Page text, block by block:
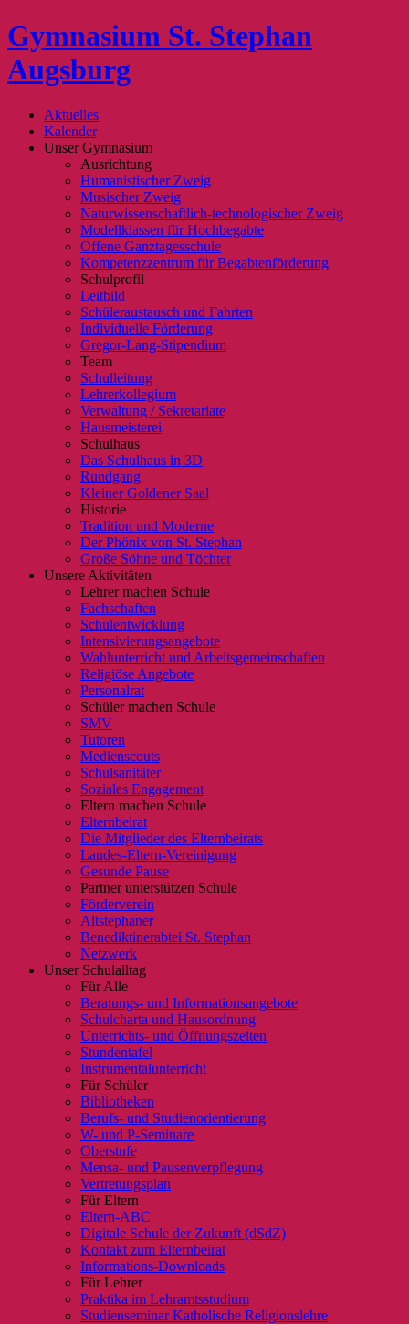
Gymnasium St. Stephan
Augsburg
Aktuelles
Kalender
Unser Gymnasium
Ausrichtung
Humanistischer Zweig
Musischer Zweig
Naturwissenschaftlich-technologischer Zweig
Modellklassen für Hochbegabte
Offene Ganztagesschule
Kompetenzzentrum für Begabtenförderung
Schulprofil
Leitbild
Schüleraustausch und Fahrten
Individuelle Förderung
Gregor-Lang-Stipendium
Team
Schulleitung
Lehrerkollegium
Verwaltung / Sekretariate
Hausmeisterei
Schulhaus
Das Schulhaus in 3D
Rundgang
Kleiner Goldener Saal
Historie
Tradition und Moderne
Der Phönix von St. Stephan
Große Söhne und Töchter
Unsere Aktivitäten
Lehrer machen Schule
Fachschaften
Schulentwicklung
Intensivierungsangebote
Wahlunterricht und Arbeitsgemeinschaften
Religiöse Angebote
Personalrat
Schüler machen Schule
SMV
Tutoren
Medienscouts
Schulsanitäter
Soziales Engagement
Eltern machen Schule
Elternbeirat
Die Mitglieder des Elternbeirats
Landes-Eltern-Vereinigung
Gesunde Pause
Partner unterstützen Schule
Förderverein
Altstephaner
Benediktinerabtei St. Stephan
Netzwerk
Unser Schulalltag
Für Alle
Beratungs- und Informationsangebote
Schulcharta und Hausordnung
Unterrichts- und Öffnungszeiten
Stundentafel
Instrumentalunterricht
Für Schüler
Bibliotheken
Berufs- und Studienorientierung
W- und P-Seminare
Oberstufe
Mensa- und Pausenverpflegung
Vertretungsplan
Für Eltern
Eltern-ABC
Digitale Schule der Zukunft (dSdZ)
Kontakt zum Elternbeirat
Informations-Downloads
Für Lehrer
Praktika im Lehramtsstudium
Studienseminar Katholische Religionslehre